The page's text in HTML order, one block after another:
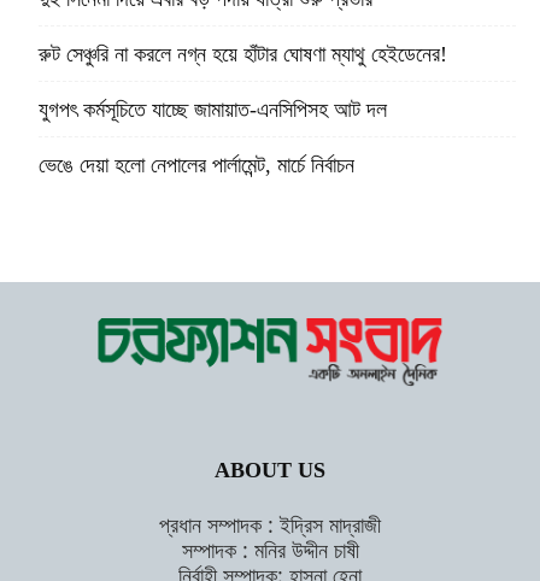
রুট সেঞ্চুরি না করলে নগ্ন হয়ে হাঁটার ঘোষণা ম্যাথু হেইডেনের!
যুগপৎ কর্মসূচিতে যাচ্ছে জামায়াত-এনসিপিসহ আট দল
ভেঙে দেয়া হলো নেপালের পার্লামেন্ট, মার্চে নির্বাচন
ABOUT US
প্রধান সম্পাদক : ইদ্রিস মাদ্রাজী
সম্পাদক : মনির উদ্দীন চাষী